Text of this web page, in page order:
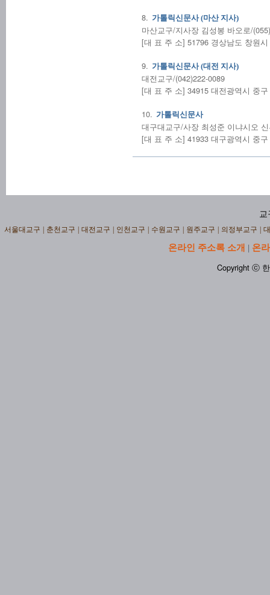
8. 가톨릭신문사 (마산 지사)
마산교구/지사장 김성봉 바오로/
[대 표 주 소] 51796 경상남도 창원
9. 가톨릭신문사 (대전 지사)
대전교구/(042)222-0089
[대 표 주 소] 34915 대전광역시 중
10. 가톨릭신문사
대구대교구/사장 최성준 이냐시오
[대 표 주 소] 41933 대구광역시 중
교
서울대교구 춘천교구 대전교구 인천교구 수원교구 원주교구 의정부교구
온라인 주소록 소개 | 온
Copyright ⓒ